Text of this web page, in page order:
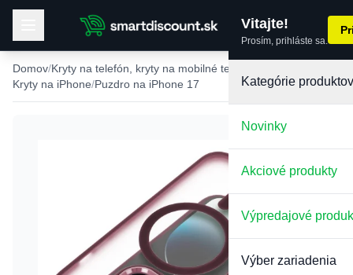
Vitajte!
Prosím, prihláste sa.
Kategórie produktov
Novinky
Akciové produkty
Výpredajové
Výber zariadenia
Domov Kryty na telefón, kryty na mobilné telefóny
Kryty na iPhone Puzdro na iPhone 17